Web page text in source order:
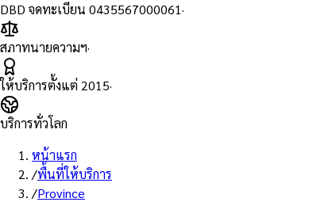
DBD จดทะเบียน 0435567000061·
สภาทนายความฯ·
ให้บริการตั้งแต่ 2015·
บริการทั่วโลก
หน้าแรก
/พื้นที่ให้บริการ
/Province